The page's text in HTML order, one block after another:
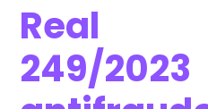
Real
249/